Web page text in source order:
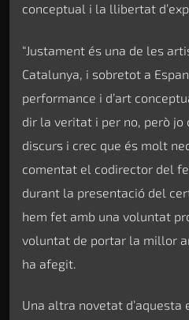
conceptual i la llibertat
“Justament és una de les
Catalunya, i sobretot a
performance i d’art
dir la veritat i per no, però
discurs i crec que és molt
comentat el codirector del
durant la presentació del
hem fet amb una voluntat
voluntat de portar la millor
ha afegit.
Una altra novetat d’aquesta